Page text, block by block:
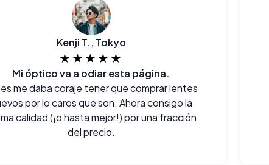
Kenji T., Tokyo
★★★★★
Mi óptico va a odiar esta página.
me daba coraje tener que comprar lentes
por lo caros que son. Ahora consigo la
calidad (¡o hasta mejor!) por una fracción
del precio.